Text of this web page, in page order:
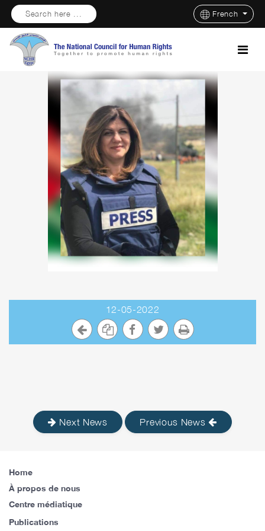
Search here ... French
12-05-2022
Next News Previous News
Home
À propos de nous
Centre médiatique
Publications